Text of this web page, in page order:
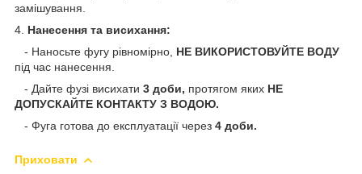
замішування.
4. Нанесення та висихання:
- Наносьте фугу рівномірно, НЕ ВИКОРИСТОВУЙТЕ ВОДУ
під час нанесення.
- Дайте фузі висихати 3 доби, протягом яких НЕ
ДОПУСКАЙТЕ КОНТАКТУ З ВОДОЮ.
- Фуга готова до експлуатації через 4 доби.
Приховати